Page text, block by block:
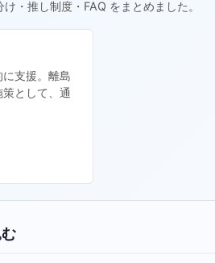
・推し制度・FAQ をまとめました。
支援。離島
として、通